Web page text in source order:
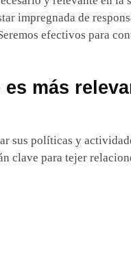
impregnada de
efectivos para
más
sus políticas y
clave para tejer